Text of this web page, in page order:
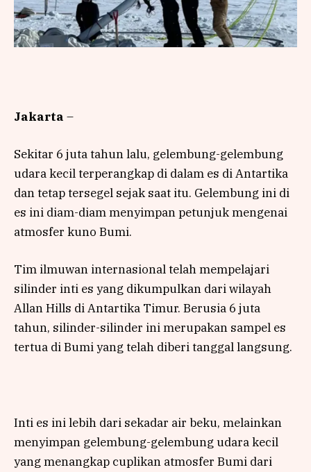
Jakarta –
Sekitar 6 juta tahun lalu, gelembung-gelembung
udara kecil terperangkap di dalam es di Antartika
dan tetap tersegel sejak saat itu. Gelembung ini di
es ini diam-diam menyimpan petunjuk mengenai
atmosfer kuno Bumi.
Tim ilmuwan internasional telah mempelajari
silinder inti es yang dikumpulkan dari wilayah
Allan Hills di Antartika Timur. Berusia 6 juta
tahun, silinder-silinder ini merupakan sampel es
tertua di Bumi yang telah diberi tanggal langsung.
Inti es ini lebih dari sekadar air beku, melainkan
menyimpan gelembung-gelembung udara kecil
yang menangkap cuplikan atmosfer Bumi dari